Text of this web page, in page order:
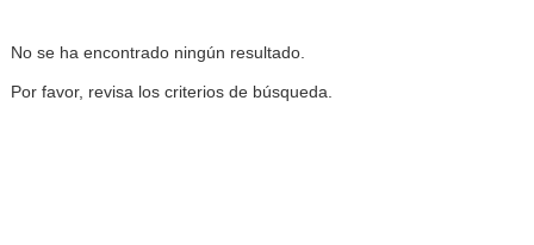
No se ha encontrado ningún resultado.
Por favor, revisa los criterios de búsqueda.